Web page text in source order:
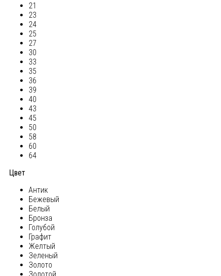
21
23
24
25
27
30
33
35
36
39
40
43
45
50
58
60
64
Цвет
Антик
Бежевый
Белый
Бронза
Голубой
Графит
Желтый
Зеленый
Золото